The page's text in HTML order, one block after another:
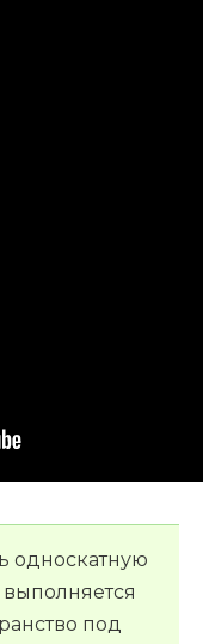
односкатную
под